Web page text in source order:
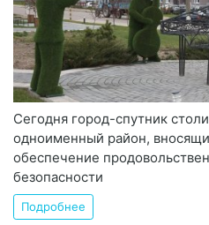
Сегодня город-спутник
одноименный район,
обеспечение
безопасности
Подробнее